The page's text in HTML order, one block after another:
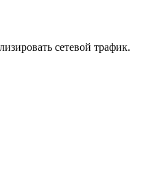
сетевой трафик.